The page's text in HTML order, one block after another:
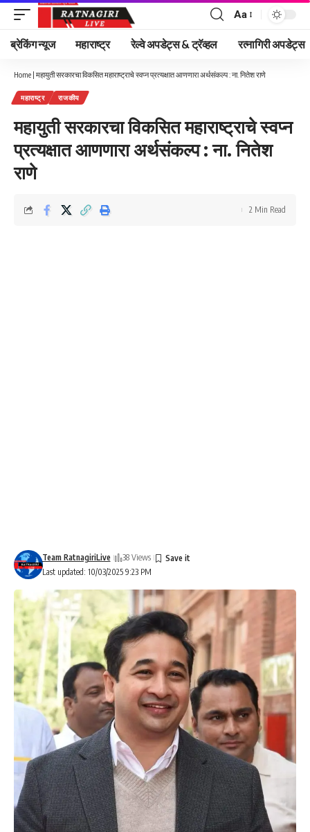
Font
Resizer
Aa
ब्रेकिंग न्यूज महाराष्ट्र रेल्वे अपडेट्स & ट्रॅव्हल रत्नागिरी अपडेट्स
Home | महायुती सरकारचा विकसित महाराष्ट्राचे स्वप्न प्रत्यक्षात आणणारा अर्थसंकल्प : ना. नितेश राणे
महाराष्ट्र राजकीय
महायुती सरकारचा विकसित महाराष्ट्राचे स्वप्न
प्रत्यक्षात आणणारा अर्थसंकल्प : ना. नितेश
राणे
Last updated: 10/03/2025 9:23 PM
Team RatnagiriLive 38 Views
2 Min Read